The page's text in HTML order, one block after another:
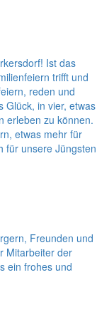
Ist das
trifft und
reden und
Glück, in vier, etwas
erleben zu können.
etwas mehr für
für unsere Jüngsten
Freunden und
Mitarbeiter der
ein frohes und